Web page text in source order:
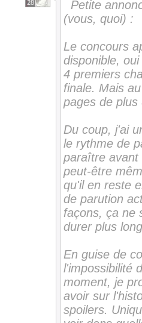
28
Petite
(vous, quoi) :
Le concours
disponible,
4 premiers
finale. Mais
pages de
Du coup, j'ai
le rythme de
paraître avant
peut-être
qu'il en reste
de parution
façons, ça ne
durer plus
En guise de
l'impossibilité
moment, je
avoir sur
spoilers.